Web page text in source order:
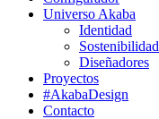
Universo Akaba
Identidad
Sostenibilidad
Diseñadores
Proyectos
#AkabaDesign
Contacto